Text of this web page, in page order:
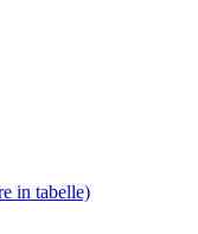
in tabelle)